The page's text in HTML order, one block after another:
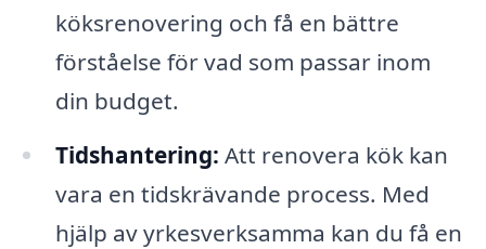
köksrenovering och få en bättre
förståelse för vad som passar inom
din budget.
Tidshantering: Att renovera kök kan
vara en tidskrävande process. Med
hjälp av yrkesverksamma kan du få en